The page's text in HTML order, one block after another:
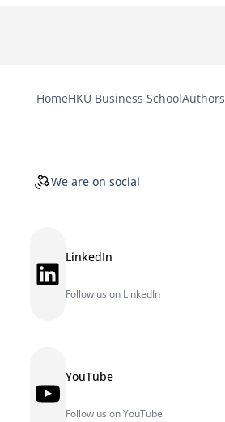
HomeHKU Business SchoolAuthors
We are on social
LinkedIn LinkedIn
Follow us on LinkedIn
YouTube YouTube
Follow us on YouTube